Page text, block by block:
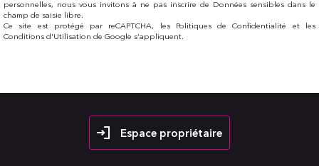
personnelles, nous vous invitons à ne pas inscrire de Données sensibles dans le
champ de saisie libre.
Ce site est protégé par reCAPTCHA, les Politiques de Confidentialité
et les
Conditions d'Utilisation de Google s'appliquent.
Espace propriétaire